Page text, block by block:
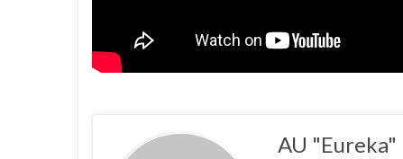
AU "Eureka"